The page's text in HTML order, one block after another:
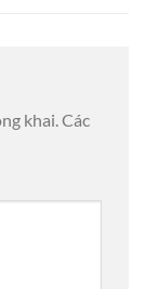
khai.Các